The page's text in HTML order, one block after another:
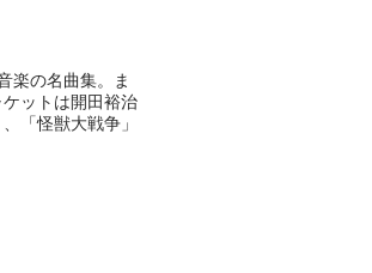
楽の名曲集。ま
ットは開田裕治
「怪獣大戦争」